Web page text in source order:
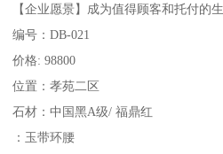
【企业愿景】成为值得顾客和托付的
编号：DB-021
价格: 98800
位置：孝苑二区
石材：中国黑A级/ 福鼎红
：玉带环腰